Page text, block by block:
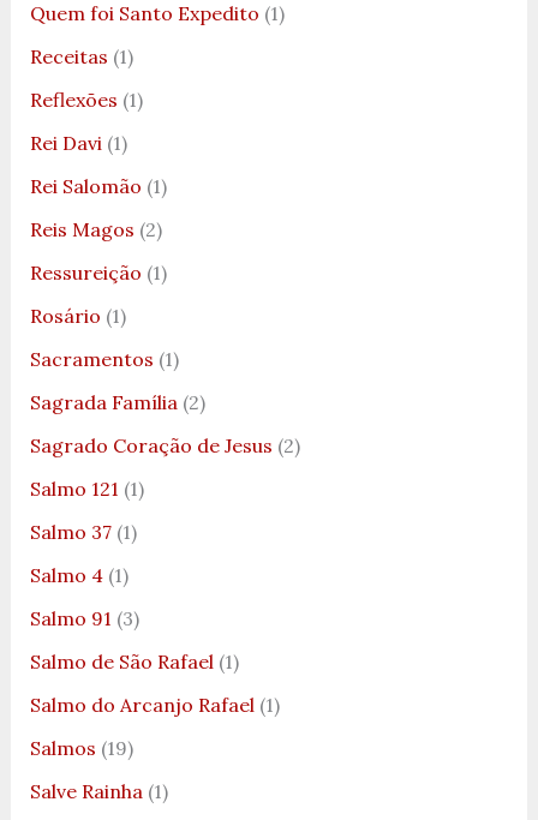
Quem foi Santo Expedito (1)
Receitas (1)
Reflexões (1)
Rei Davi(1)
Rei Salomão (1)
Reis Magos (2)
Ressureição (1)
Rosário (1)
Sacramentos (1)
Sagrada Família(2)
Sagrado Coração de Jesus (2)
Salmo 121 (1)
Salmo 37(1)
Salmo 4(1)
Salmo 91 (3)
Salmo de São Rafael(1)
Salmo do Arcanjo Rafael(1)
Salmos (19)
Salve Rainha(1)